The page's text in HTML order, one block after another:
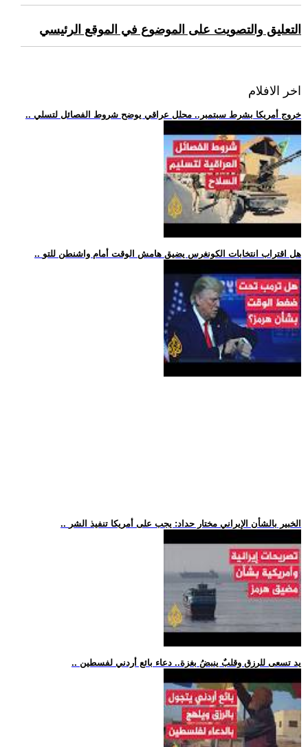
التعليق والتصويت على الموضوع في الموقع الرئيسي
اخر الافلام
.. خروج أمريكا بشرط سبتمبر.. محلل عراقي يوضح شروط الفصائل لتسلي
.. هل اقتراب انتخابات الكونغرس يضيق هامش الوقت أمام واشنطن للتو
.. الخبير بالشأن الإيراني مختار حداد: يجب على أمريكا تنفيذ الشر
.. يد تسعى للرزق وقلبٌ ينبضُ بغزة.. دعاء بائع أردني لفسطين